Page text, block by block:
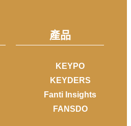
產品
KEYPO
KEYDERS
Fanti Insights
FANSDO